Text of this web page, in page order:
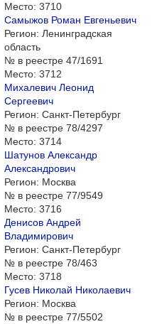
Место: 3710
Самыжов Роман Евгеньевич
Регион: Ленинградская
область
№ в реестре 47/1691
Место: 3712
Михалевич Леонид
Сергеевич
Регион: Санкт-Петербург
№ в реестре 78/4297
Место: 3714
Шатунов Александр
Александрович
Регион: Москва
№ в реестре 77/9549
Место: 3716
Денисов Андрей
Владимирович
Регион: Санкт-Петербург
№ в реестре 78/463
Место: 3718
Гусев Николай Николаевич
Регион: Москва
№ в реестре 77/5502